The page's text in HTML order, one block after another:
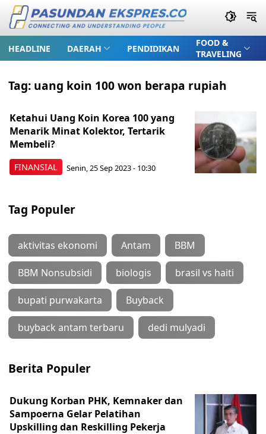
HEADLINE DAERAH PENDIDIKAN
FOOD &
TRAVELING
Tag: uang koin 100 won berapa rupiah
FINANSIAL
Ketahui Uang Koin Korea 100 yang
Menarik Minat Kolektor, Tertarik
Membeli?
Senin, 25 Sep 2023 - 10:30
Tag Populer
aktivitas ekonomi Antam BBM
BBM Nonsubsidi biologis brasil vs haiti
bupati purwakarta Buyback
buyback antam terbaru dedi mulyadi
Berita Populer
Dukung Korban PHK, Kemnaker dan
Sampoerna Gelar Pelatihan
Upskilling dan Reskilling Pekerja